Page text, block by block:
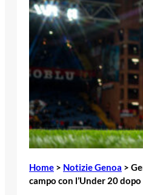
Home > Notizie Genoa >
campo con l’Under 20